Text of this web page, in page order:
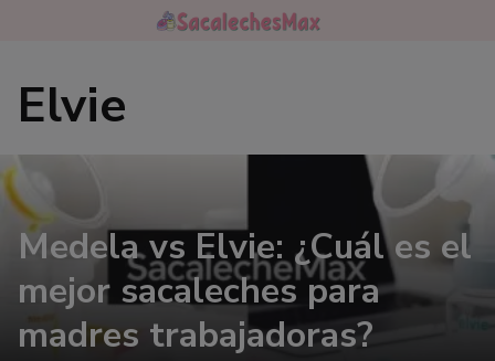
Elvie
Medela vs Elvie: ¿Cuál es el
mejor sacaleches para
madres trabajadoras?